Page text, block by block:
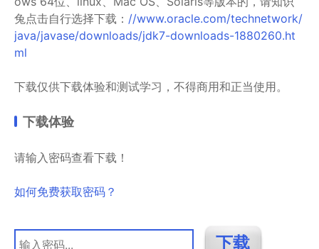
兔点击自行选择下载： //www.oracle.com/technetwork/
java/javase/downloads/jdk7-downloads-1880260.ht
ml
下载仅供下载体验和测试学习，不得商用和正当使用。
下载体验
请输入密码查看下载！
如何免费获取密码？